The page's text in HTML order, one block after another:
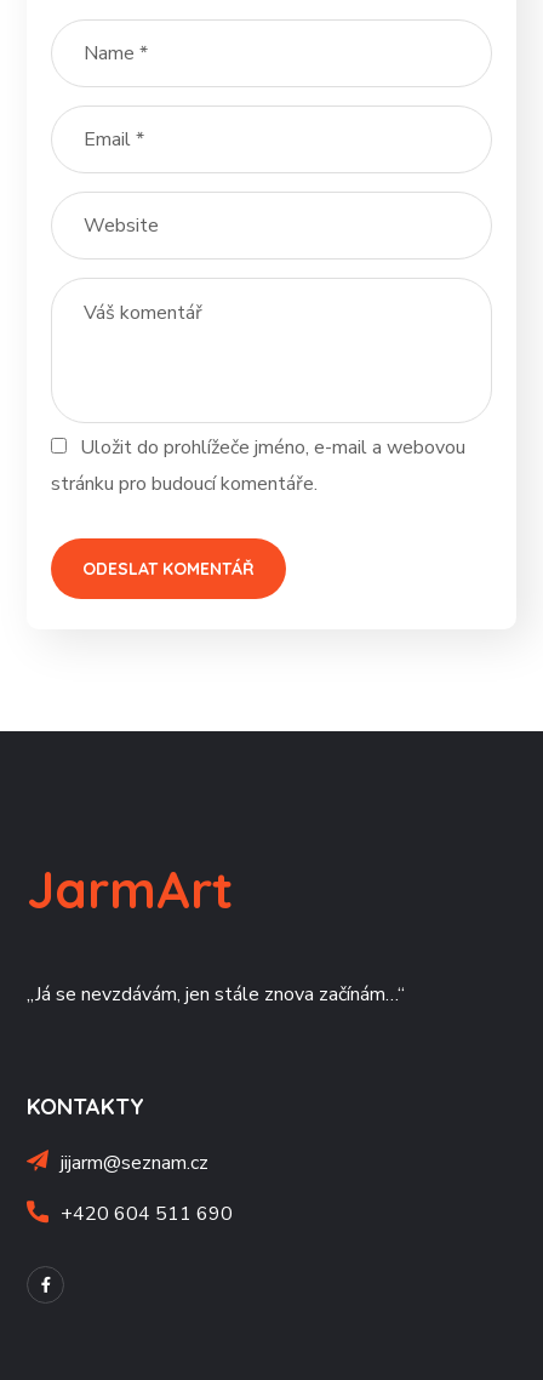
Uložit do prohlížeče jméno, e-mail a webovou
stránku pro budoucí komentáře.
JarmArt
„Já se nevzdávám, jen stále znova začínám…“
KONTAKTY
jijarm@seznam.cz
+420 604 511 690